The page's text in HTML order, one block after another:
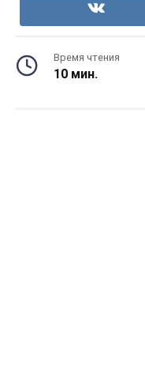
Время чтения
10 мин.